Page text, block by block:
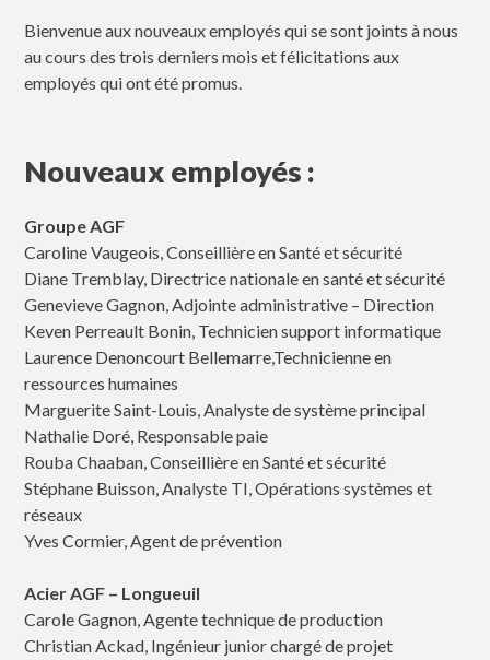
Bienvenue aux nouveaux employés qui se sont joints à nous
au cours des trois derniers mois et félicitations aux
employés qui ont été promus.
Nouveaux employés :
Groupe AGF
Caroline Vaugeois, Conseillière en Santé et sécurité
Diane Tremblay, Directrice nationale en santé et sécurité
Genevieve Gagnon, Adjointe administrative – Direction
Keven Perreault Bonin, Technicien support informatique
Laurence Denoncourt Bellemarre,Technicienne en
ressources humaines
Marguerite Saint-Louis, Analyste de système principal
Nathalie Doré, Responsable paie
Rouba Chaaban, Conseillière en Santé et sécurité
Stéphane Buisson, Analyste TI, Opérations systèmes et
réseaux
Yves Cormier, Agent de prévention
Acier AGF – Longueuil
Carole Gagnon, Agente technique de production
Christian Ackad, Ingénieur junior chargé de projet